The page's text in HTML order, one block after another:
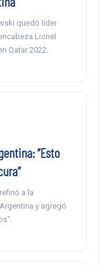
quedó líder
Lionel
Qatar 2022.
“Esto
a la
y agregó